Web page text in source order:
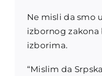
Ne misli da smo
izbornog
izborima.
“Mislim da